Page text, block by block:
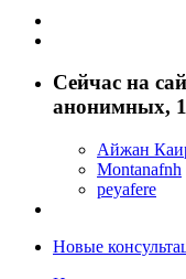
Сейчас на
анонимных,
Айжан
Montanafnh
peyafere
Новые